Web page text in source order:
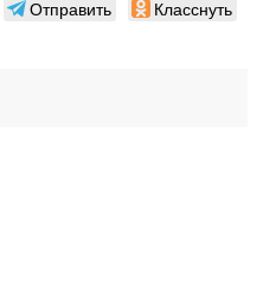
Отправить Класснуть